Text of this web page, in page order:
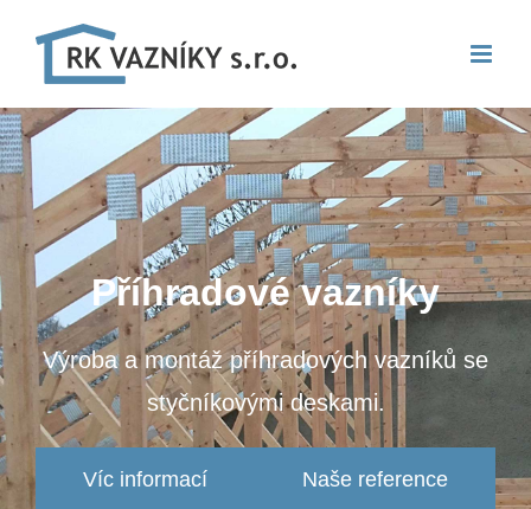
content
Příhradové vazníky
Výroba a montáž příhradových vazníků se
styčníkovými deskami.
Víc informací Naše reference